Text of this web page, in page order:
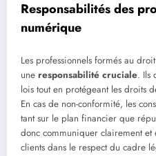
Responsabilités des
numérique
Les professionnels formés au
une responsabilité cruciale. Ils
lois tout en protégeant les droits
En cas de non-conformité, les
tant sur le plan financier que
donc communiquer clairement
clients dans le respect du cadre